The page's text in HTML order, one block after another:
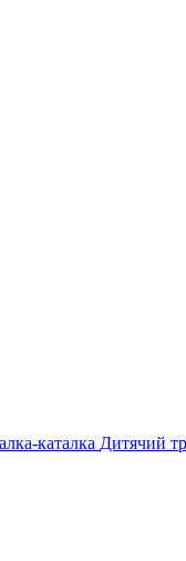
каталка Дитячий